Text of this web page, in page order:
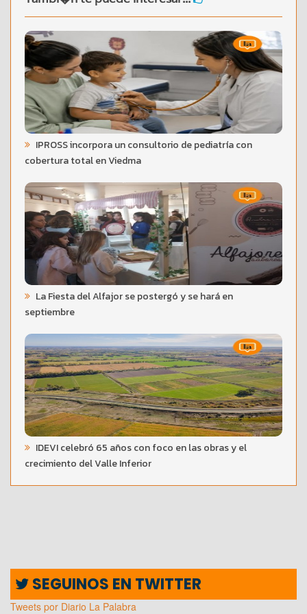
IPROSS incorpora un consultorio de pediatría con
cobertura total en Viedma
La Fiesta del Alfajor se postergó y se hará en
septiembre
IDEVI celebró 65 años con foco en las obras y el
crecimiento del Valle Inferior
SEGUINOS EN TWITTER
Tweets por Diario La Palabra